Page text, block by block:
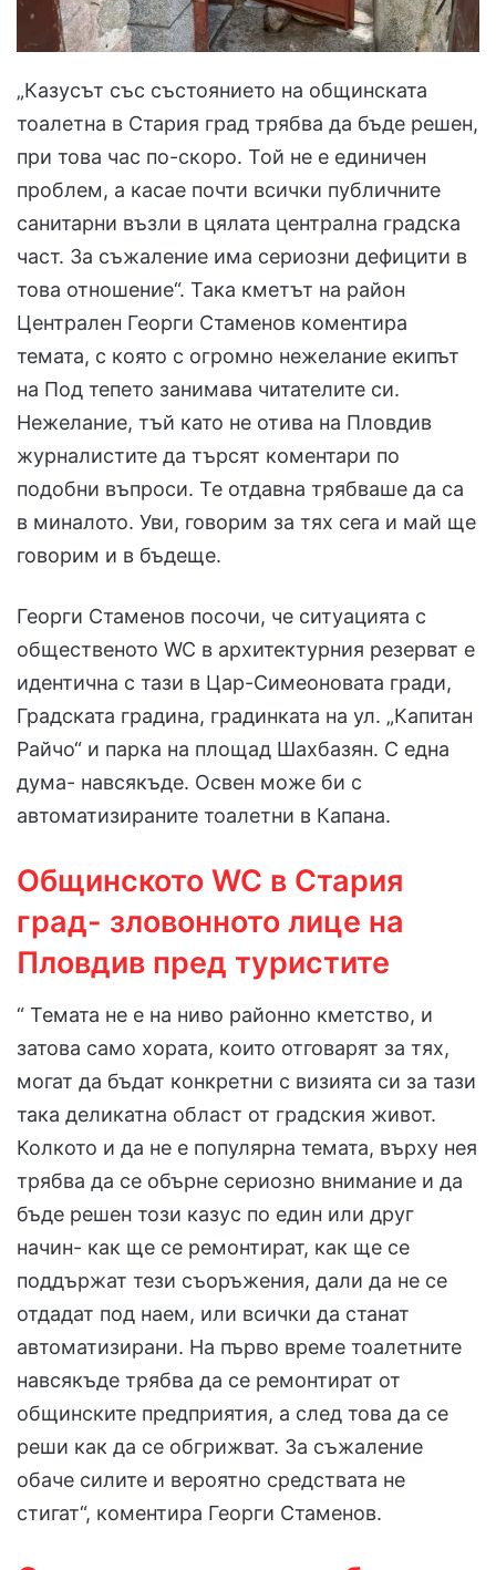
„Казусът със състоянието на общинската
тоалетна в Стария град трябва да бъде решен,
при това час по-скоро. Той не е единичен
проблем, а касае почти всички публичните
санитарни възли в цялата централна градска
част. За съжаление има сериозни дефицити в
това отношение“. Така кметът на район
Централен Георги Стаменов коментира
темата, с която с огромно нежелание екипът
на Под тепето занимава читателите си.
Нежелание, тъй като не отива на Пловдив
журналистите да търсят коментари по
подобни въпроси. Те отдавна трябваше да са
в миналото. Уви, говорим за тях сега и май ще
говорим и в бъдеще.
Георги Стаменов посочи, че ситуацията с
общественото WC в архитектурния резерват е
идентична с тази в Цар-Симеоновата гради,
Градската градина, градинката на ул. „Капитан
Райчо“ и парка на площад Шахбазян. С една
дума- навсякъде. Освен може би с
автоматизираните тоалетни в Капана.
Общинското WC в Стария
град- зловонното лице на
Пловдив пред туристите
“ Темата не е на ниво районно кметство, и
затова само хората, които отговарят за тях,
могат да бъдат конкретни с визията си за тази
така деликатна област от градския живот.
Колкото и да не е популярна темата, върху нея
трябва да се обърне сериозно внимание и да
бъде решен този казус по един или друг
начин- как ще се ремонтират, как ще се
поддържат тези съоръжения, дали да не се
отдадат под наем, или всички да станат
автоматизирани. На първо време тоалетните
навсякъде трябва да се ремонтират от
общинските предприятия, а след това да се
реши как да се обгрижват. За съжаление
обаче силите и вероятно средствата не
стигат“, коментира Георги Стаменов.